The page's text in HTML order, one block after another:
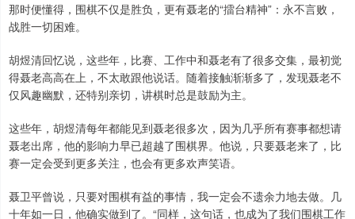
那时便懂得，围棋不仅是胜负，更有聂老的“擂台精神”：永不言败，
战胜一切困难。
胡煜清回忆说，这些年，比赛、工作中和聂老有了很多交集，最初觉
得聂老高高在上，不太敢跟他说话。随着接触渐渐多了，发现聂老不
仅风趣幽默，还特别亲切，讲棋时总是鼓励为主。
这些年，胡煜清每年都能见到聂老很多次，因为几乎所有赛事都想请
聂老出席，他的影响力早已超越了围棋界。他说，只要聂老来了，比
赛一定会受到更多关注，也会有更多欢声笑语。
聂卫平曾说，只要对围棋有益的事情，我一定会不遗余力地去做。几
十年如一日，他确实做到了。“同样，这句话，也成为了我们围棋工作